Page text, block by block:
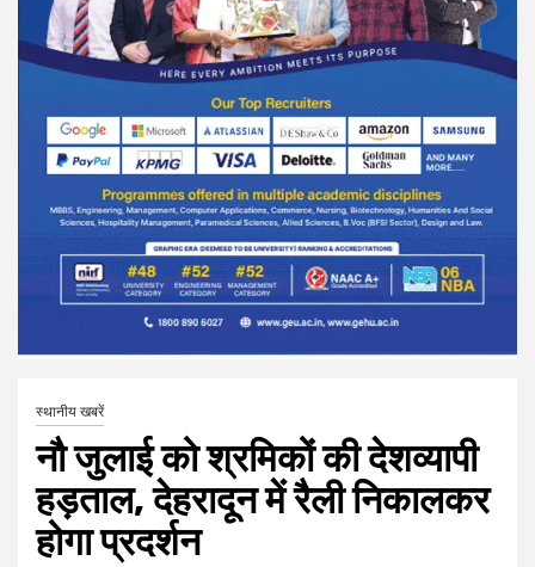
स्थानीय खबरें
नौ जुलाई को श्रमिकों की देशव्यापी
हड़ताल, देहरादून में रैली निकालकर
होगा प्रदर्शन